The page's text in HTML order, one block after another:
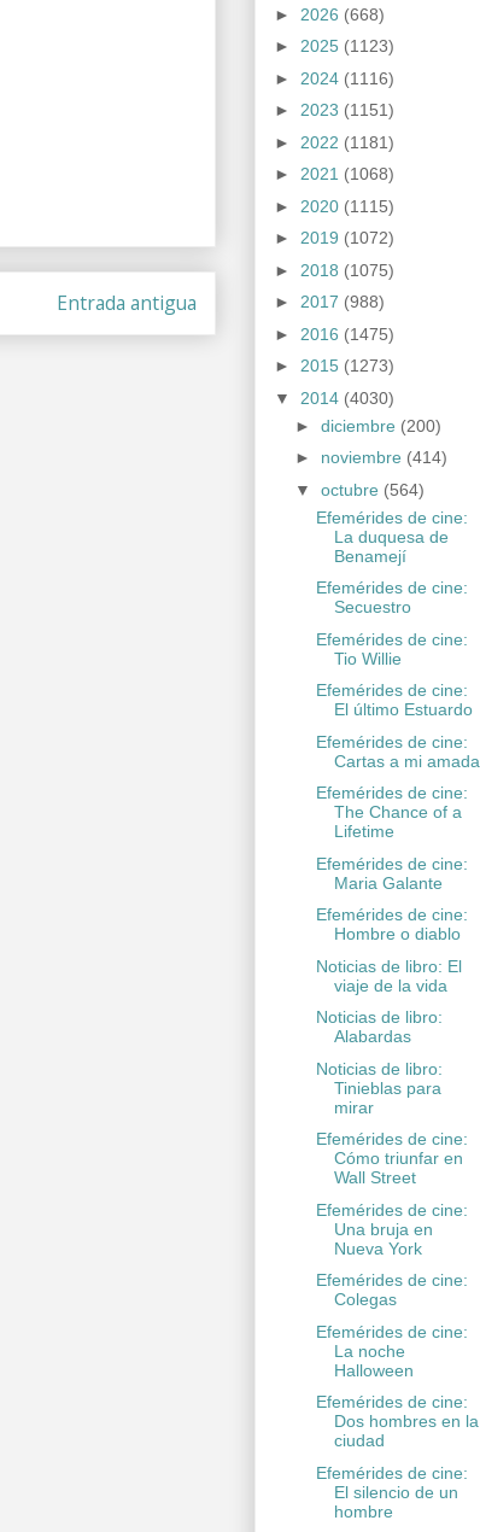
Entrada antigua
► 2026 (668)
► 2025 (1123)
► 2024 (1116)
► 2023 (1151)
► 2022 (1181)
► 2021 (1068)
► 2020 (1115)
► 2019 (1072)
► 2018 (1075)
► 2017 (988)
► 2016 (1475)
► 2015 (1273)
▼ 2014 (4030)
► diciembre (200)
► noviembre (414)
▼ octubre (564)
Efemérides de cine:
La duquesa de
Benamejí
Efemérides de cine:
Secuestro
Efemérides de cine:
Tio Willie
Efemérides de cine:
El último Estuardo
Efemérides de cine:
Cartas a mi amada
Efemérides de cine:
The Chance of a
Lifetime
Efemérides de cine:
Maria Galante
Efemérides de cine:
Hombre o diablo
Noticias de libro: El
viaje de la vida
Noticias de libro:
Alabardas
Noticias de libro:
Tinieblas para
mirar
Efemérides de cine:
Cómo triunfar en
Wall Street
Efemérides de cine:
Una bruja en
Nueva York
Efemérides de cine:
Colegas
Efemérides de cine:
La noche
Halloween
Efemérides de cine:
Dos hombres en la
ciudad
Efemérides de cine:
El silencio de un
hombre